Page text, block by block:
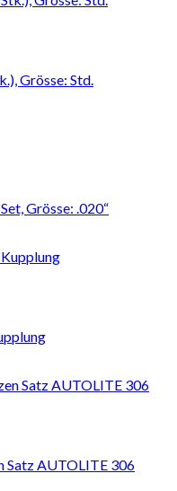
Grösse: Std.
Grösse: .020“
AUTOLITE 306